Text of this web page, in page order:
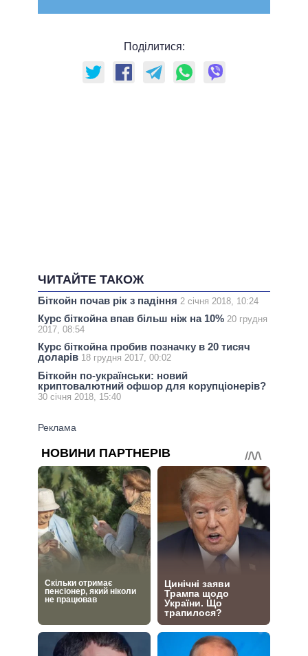
Поділитися:
ЧИТАЙТЕ ТАКОЖ
Біткойн почав рік з падіння 2 січня 2018, 10:24
Курс біткойна впав більш ніж на 10% 20 грудня
2017, 08:54
Курс біткойна пробив позначку в 20 тисяч
доларів 18 грудня 2017, 00:02
Біткойн по-українськи: новий
криптовалютний офшор для корупціонерів?
30 січня 2018, 15:40